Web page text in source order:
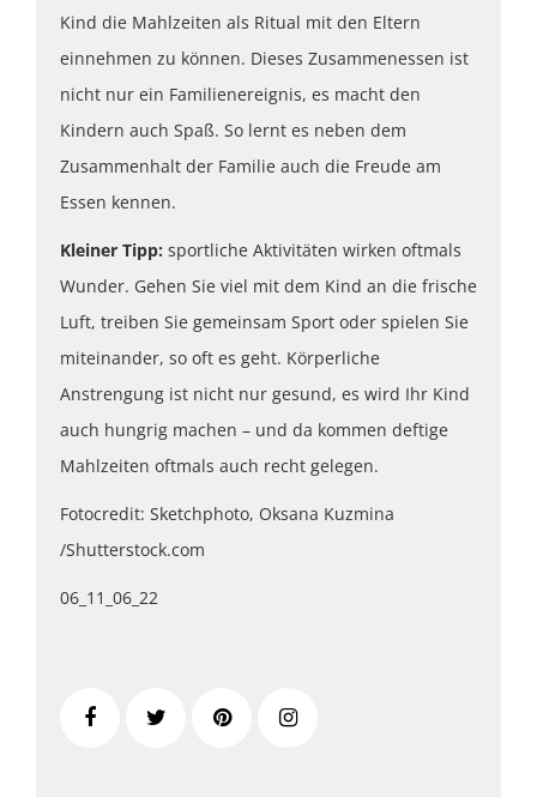
Kind die Mahlzeiten als Ritual mit den Eltern
einnehmen zu können. Dieses Zusammenessen ist
nicht nur ein Familienereignis, es macht den
Kindern auch Spaß. So lernt es neben dem
Zusammenhalt der Familie auch die Freude am
Essen kennen.
Kleiner Tipp: sportliche Aktivitäten wirken oftmals
Wunder. Gehen Sie viel mit dem Kind an die frische
Luft, treiben Sie gemeinsam Sport oder spielen Sie
miteinander, so oft es geht. Körperliche
Anstrengung ist nicht nur gesund, es wird Ihr Kind
auch hungrig machen – und da kommen deftige
Mahlzeiten oftmals auch recht gelegen.
Fotocredit: Sketchphoto, Oksana Kuzmina
/Shutterstock.com
06_11_06_22